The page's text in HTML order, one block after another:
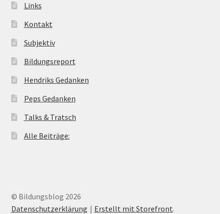
Links
Kontakt
Subjektiv
Bildungsreport
Hendriks Gedanken
Peps Gedanken
Talks & Tratsch
Alle Beiträge:
© Bildungsblog 2026
Datenschutzerklärung
Erstellt mit Storefront.